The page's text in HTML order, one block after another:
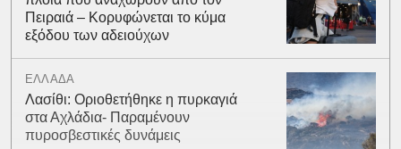
Πειραιά – Κορυφώνεται το κύμα
εξόδου των αδειούχων
ΕΛΛΑΔΑ
Λασίθι: Οριοθετήθηκε η πυρκαγιά
στα Αχλάδια- Παραμένουν
πυροσβεστικές δυνάμεις